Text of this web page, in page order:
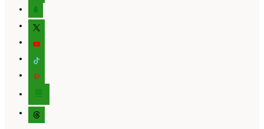
tree
x
editor-
kitchensink
threads